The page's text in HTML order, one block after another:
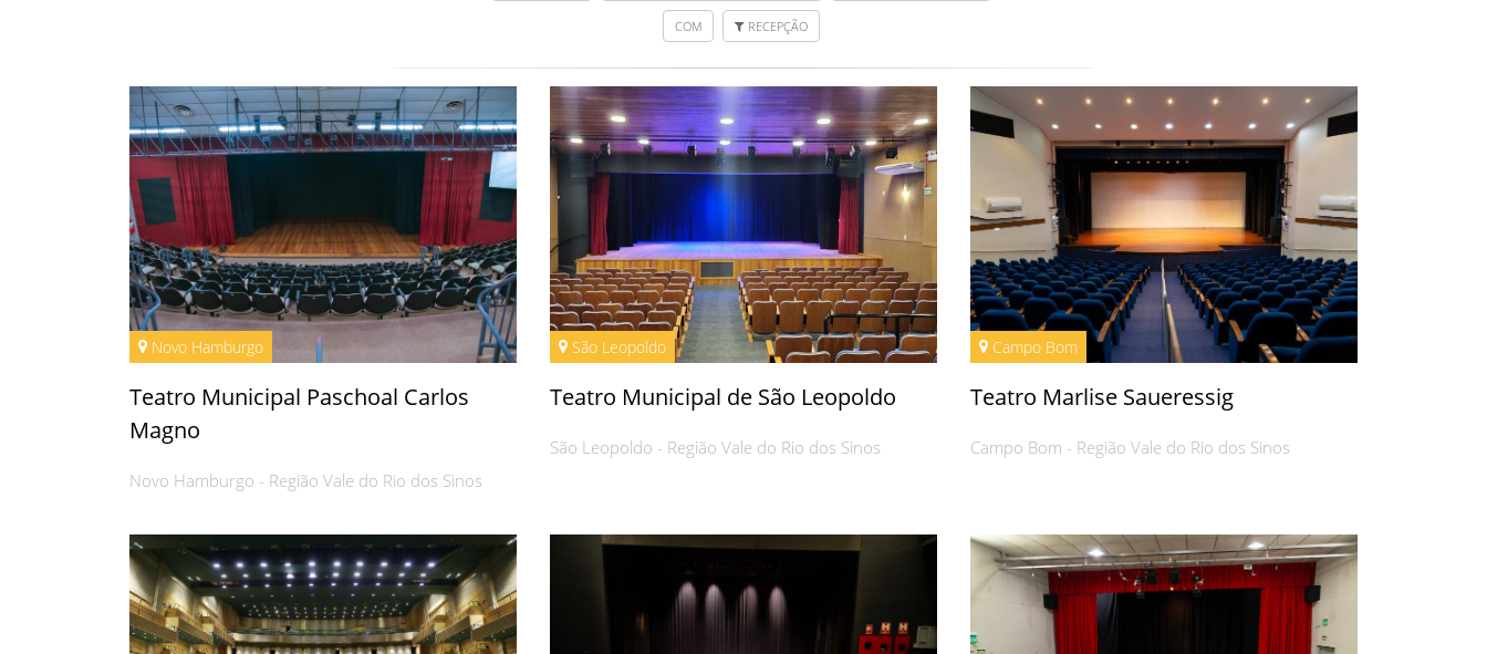
COM RECEPÇÃO
Novo Hamburgo
Teatro Municipal Paschoal Carlos
Magno
Novo Hamburgo - Região Vale do Rio dos Sinos
São Leopoldo
Teatro Municipal de São Leopoldo
São Leopoldo - Região Vale do Rio dos Sinos
Campo Bom
Teatro Marlise Saueressig
Campo Bom - Região Vale do Rio dos Sinos